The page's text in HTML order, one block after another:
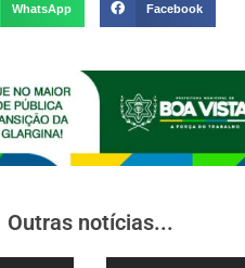
WhatsApp Facebook
Outras notícias...